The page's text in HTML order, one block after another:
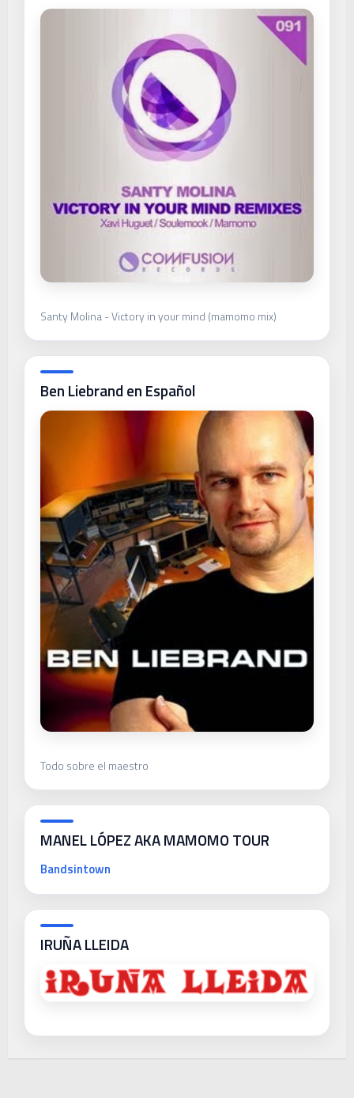
Santy Molina - Victory in your mind (mamomo mix)
Ben Liebrand en Español
Todo sobre el maestro
MANEL LÓPEZ AKA MAMOMO TOUR
Bandsintown
IRUÑA LLEIDA